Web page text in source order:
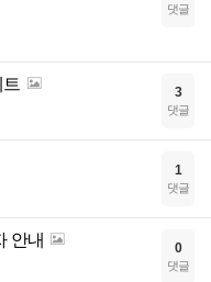
댓글
3
댓글
1
댓글
안내 0
댓글